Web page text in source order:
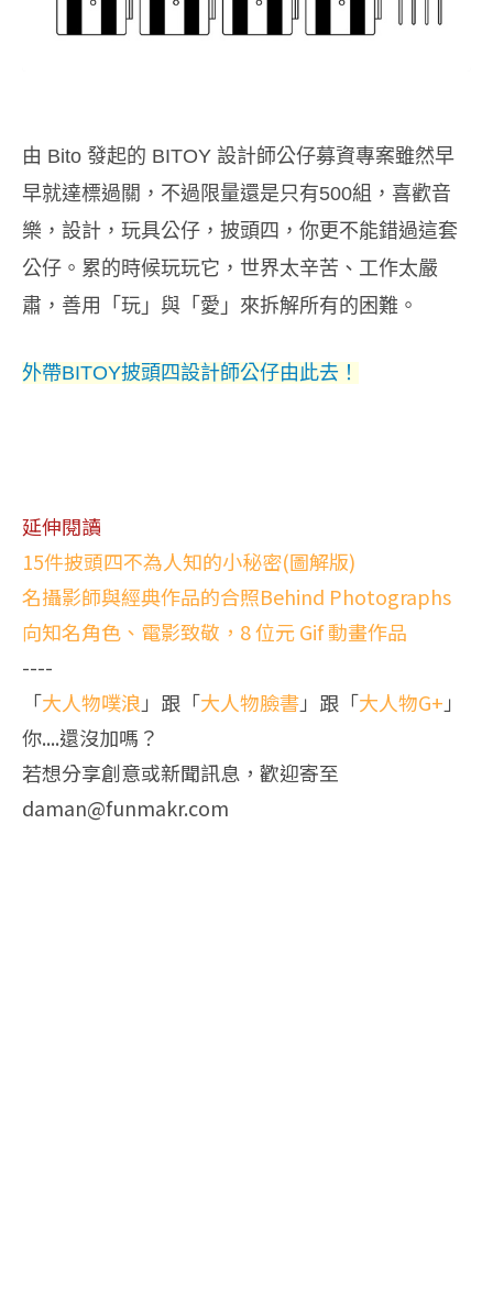
由 Bito 發起的 BITOY 設計師公仔募資專案雖然早
早就達標過關，不過限量還是只有500組，喜歡音
樂，設計，玩具公仔，披頭四，你更不能錯過這套
公仔。累的時候玩玩它，世界太辛苦、工作太嚴
肅，善用「玩」與「愛」來拆解所有的困難。
外帶BITOY披頭四設計師公仔由此去！
延伸閱讀
15件披頭四不為人知的小秘密(圖解版)
名攝影師與經典作品的合照Behind Photographs
向知名角色、電影致敬，8 位元 Gif 動畫作品
----
「大人物噗浪 」跟「大人物臉書」跟「大人物G+ 」
你....還沒加嗎？
若想分享創意或新聞訊息，歡迎寄至
daman@funmakr.com